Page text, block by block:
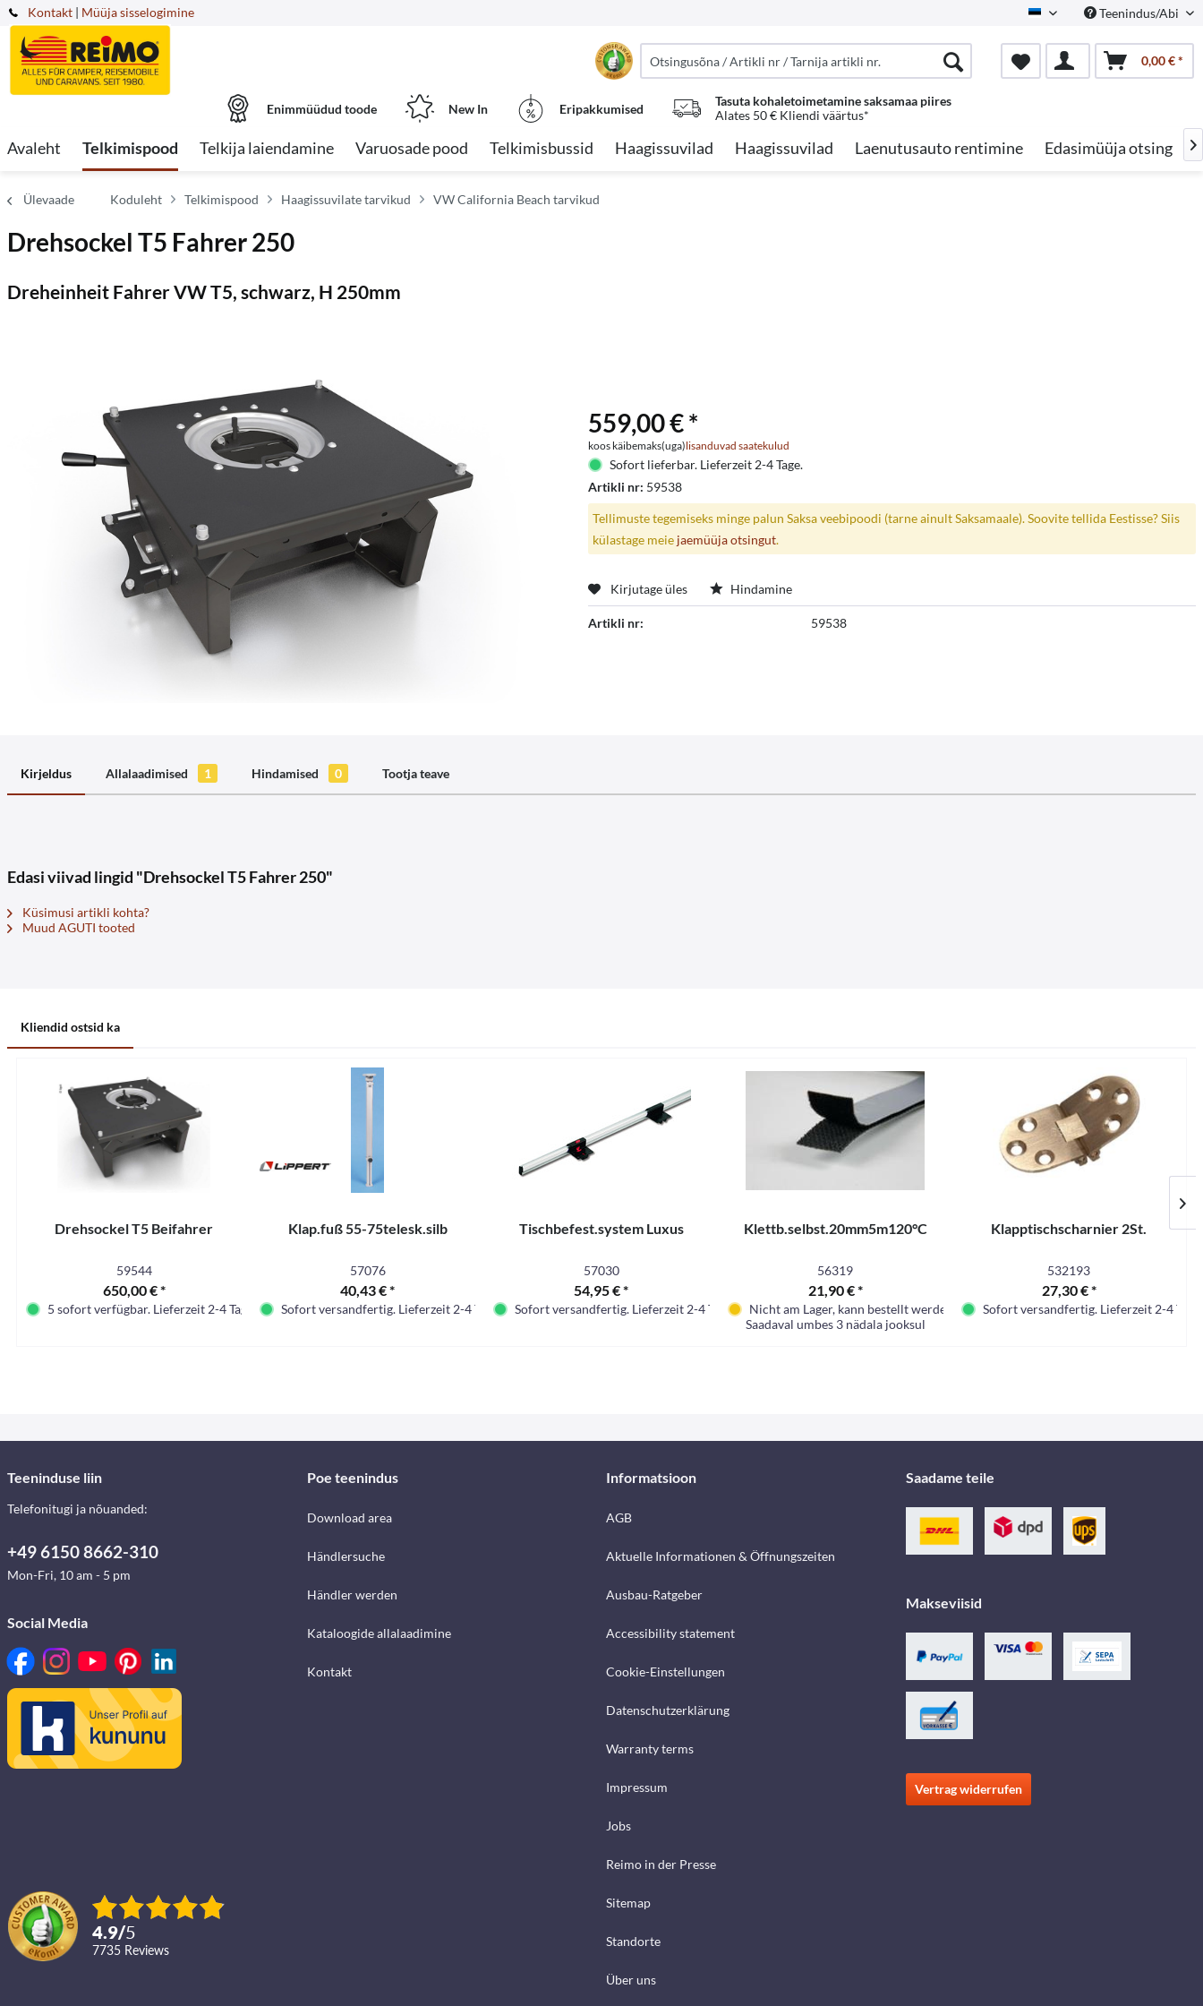
Kontakt Estonian Teenindus/Abi
| Müüja sisselogimine
0,00 € *
Enimmüüdud toode New In Eripakkumised
Tasuta kohaletoimetamine saksamaa piires
Alates 50 € Kliendi väärtus*
Avaleht Telkimispood Telkija laiendamine Varuosade pood Telkimisbussid Haagissuvilad Haagissuvilad Laenutusauto rentimine Edasimüüja otsing 
Ülevaade Koduleht Telkimispood Haagissuvilate tarvikud VW California Beach tarvikud
Drehsockel T5 Fahrer 250
Dreheinheit Fahrer VW T5, schwarz, H 250mm
559,00 € *
koos käibemaks(uga)lisanduvad saatekulud
Sofort lieferbar. Lieferzeit 2-4 Tage.
Artikli nr: 59538
Tellimuste tegemiseks minge palun Saksa veebipoodi (tarne ainult Saksamaale). Soovite tellida Eestisse? Siis
külastage meie jaemüüja otsingut.
Kirjutage üles Hindamine
Artikli nr: 59538
Kirjeldus Allalaadimised 1 Hindamised 0 Tootja teave
Edasi viivad lingid "Drehsockel T5 Fahrer 250"
Küsimusi artikli kohta?
Muud AGUTI tooted
Kliendid ostsid ka
Drehsockel T5 Beifahrer
59544
650,00 € *
5 sofort verfügbar. Lieferzeit 2-4 Tage.
Klap.fuß 55-75telesk.silb
57076
40,43 € *
Sofort versandfertig. Lieferzeit 2-4 Tage.
Tischbefest.system Luxus
57030
54,95 € *
Sofort versandfertig. Lieferzeit 2-4 Tage.
Klettb.selbst.20mm5m120°C
56319
21,90 € *
Nicht am Lager, kann bestellt werden
Saadaval umbes 3 nädala jooksul
Klapptischscharnier 2St.
532193
27,30 € *
Sofort versandfertig. Lieferzeit 2-4 Tage.
Teeninduse liin
Telefonitugi ja nõuanded:
+49 6150 8662-310
Mon-Fri, 10 am - 5 pm
Social Media
4.9/5
7735 reviews
Poe teenindus
Download area
Händlersuche
Händler werden
Kataloogide allalaadimine
Kontakt
Informatsioon
AGB
Aktuelle Informationen & Öffnungszeiten
Ausbau-Ratgeber
Accessibility statement
Cookie-Einstellungen
Datenschutzerklärung
Warranty terms
Impressum
Jobs
Reimo in der Presse
Sitemap
Standorte
Über uns
Saadame teile
Makseviisid
Vertrag widerrufen